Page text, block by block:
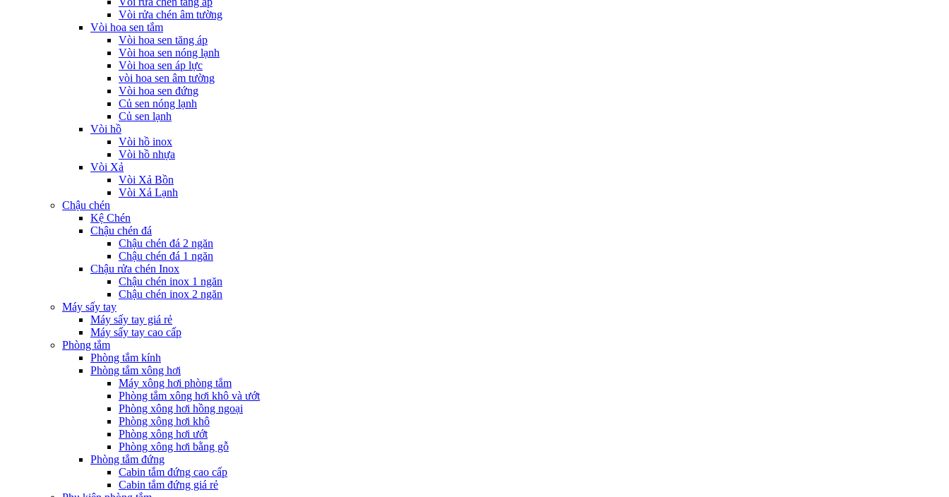
Vòi rửa chén âm tường
Vòi hoa sen tắm
Vòi hoa sen tăng áp
Vòi hoa sen nóng lạnh
Vòi hoa sen áp lực
vòi hoa sen âm tường
Vòi hoa sen đứng
Củ sen nóng lạnh
Củ sen lạnh
Vòi hồ
Vòi hồ inox
Vòi hồ nhựa
Vòi Xả
Vòi Xả Bồn
Vòi Xả Lạnh
Chậu chén
Kệ Chén
Chậu chén đá
Chậu chén đá 2 ngăn
Chậu chén đá 1 ngăn
Chậu rửa chén Inox
Chậu chén inox 1 ngăn
Chậu chén inox 2 ngăn
Máy sấy tay
Máy sấy tay giá rẻ
Máy sấy tay cao cấp
Phòng tắm
Phòng tắm kính
Phòng tắm xông hơi
Máy xông hơi phòng tắm
Phòng tắm xông hơi khô và ướt
Phòng xông hơi hồng ngoại
Phòng xông hơi khô
Phòng xông hơi ướt
Phòng xông hơi bằng gỗ
Phòng tắm đứng
Cabin tắm đứng cao cấp
Cabin tắm đứng giá rẻ